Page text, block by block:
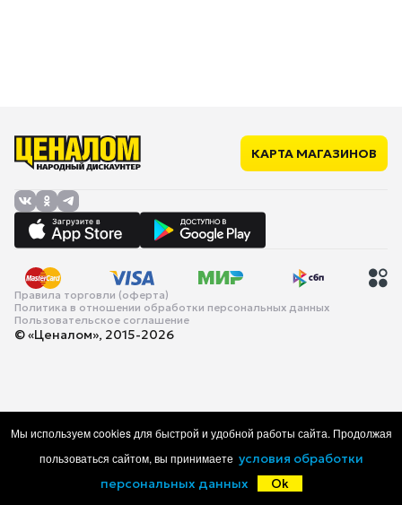
КАРТА МАГАЗИНОВ
Правила торговли (оферта)
Политика в отношении обработки персональных данных
Пользовательское соглашение
© «Ценалом», 2015-2026
Каталог Корзина Избранное
Мы используем cookies для быстрой и удобной работы сайта. Продолжая
пользоваться сайтом, вы принимаете условия обработки
персональных данных
Ok